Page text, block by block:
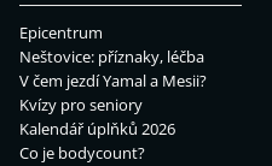
Epicentrum
Neštovice: příznaky, léčba
V čem jezdí Yamal a Mesii?
Kvízy pro seniory
Kalendář úplňků 2026
Co je bodycount?